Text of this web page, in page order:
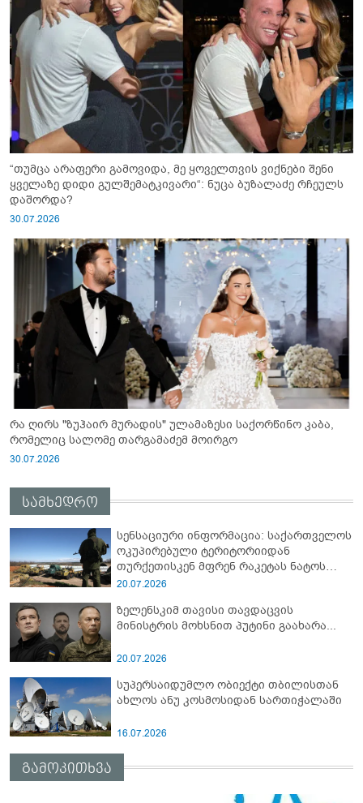
“თუმცა არაფერი გამოვიდა, მე ყოველთვის ვიქნები შენი
ყველაზე დიდი გულშემატკივარი“: ნუცა ბუზალაძე რჩეულს
დაშორდა?
30.07.2026
რა ღირს "ზუჰაირ მურადის" ულამაზესი საქორწინო კაბა,
რომელიც სალომე თარგამაძემ მოირგო
30.07.2026
სამხედრო
სენსაციური ინფორმაცია: საქართველოს
ოკუპირებული ტერიტორიიდან
თურქეთისკენ მფრენ რაკეტას ნატოს
სამიტი კინაღამ ჩაუშლია
20.07.2026
ზელენსკიმ თავისი თავდაცვის
მინისტრის მოხსნით პუტინი გაახარა...
20.07.2026
სუპერსაიდუმლო ობიექტი თბილისთან
ახლოს ანუ კოსმოსიდან სართიჭალაში
16.07.2026
გამოკითხვა